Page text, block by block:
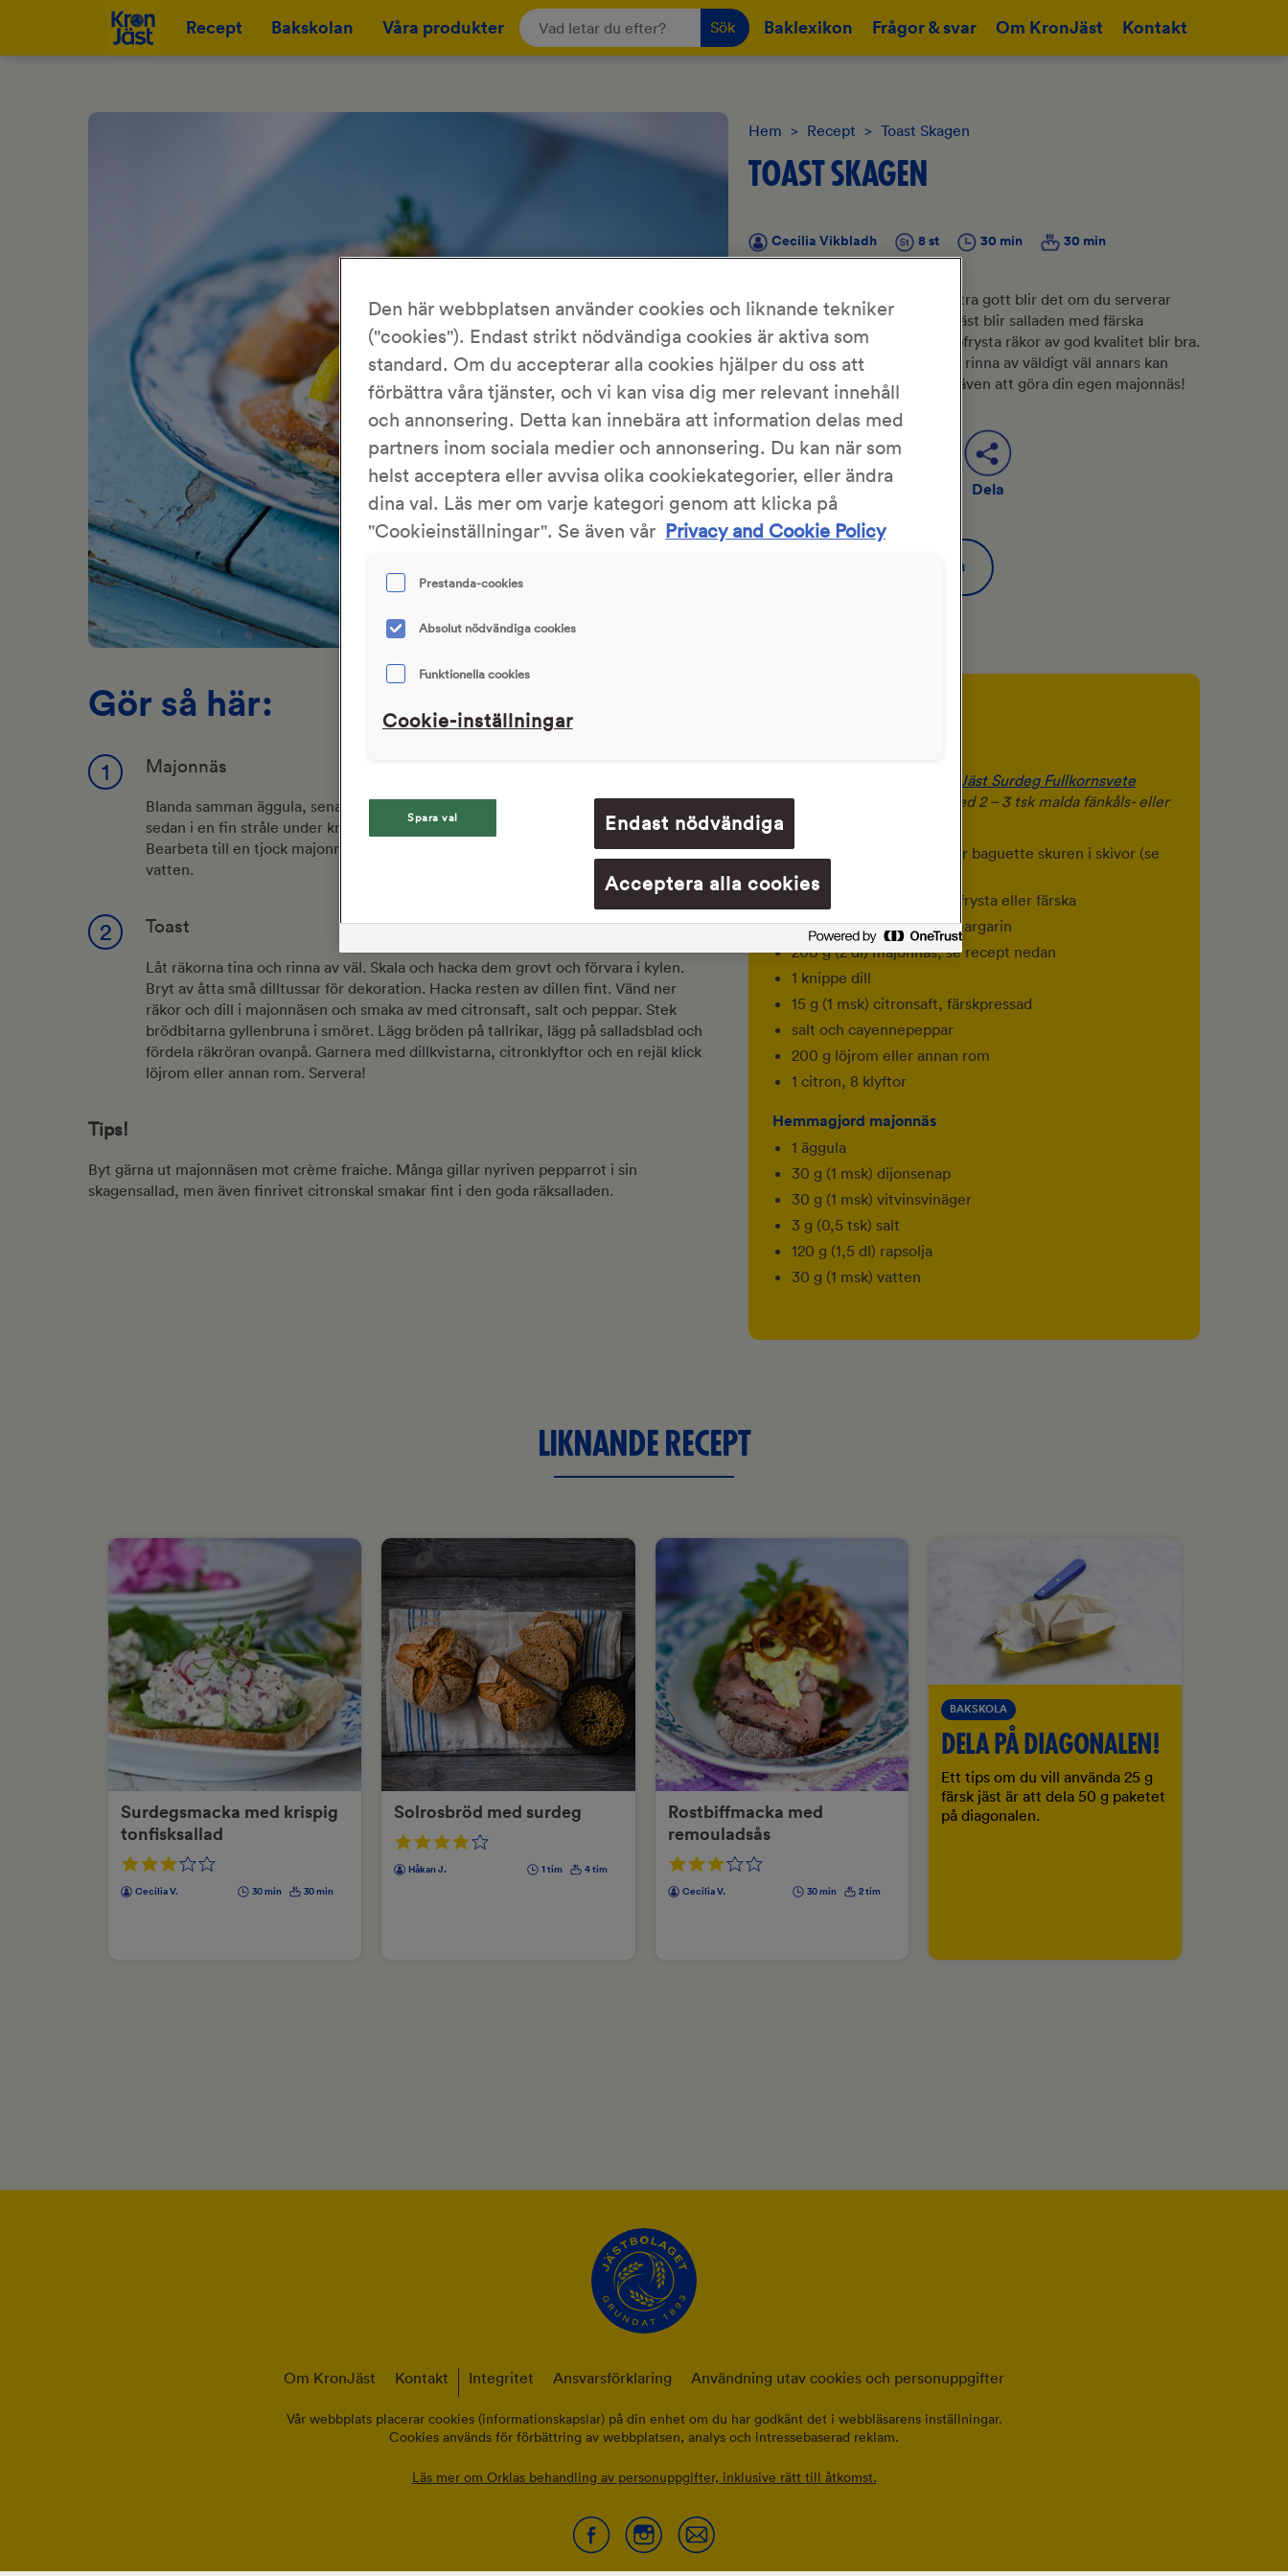
Recept Bakskolan Våra produkter Sök Baklexikon Frågor & svar Om KronJäst Kontakt
Hem > Recept > Toast Skagen
TOAST SKAGEN
Cecilia Vikbladh 8 st 30 min 30 min
En skagentoast är alltid rätt. Extra gott blir det om du serverar
den på en skiva surdegsbröd
. Bäst blir salladen med färska
nyskalade räkor, men även djupfrysta räkor av god kvalitet blir bra.
Väljer du räkor i lake så låt dem rinna av väldigt väl annars kan
röran bli blöt och tråkig. Prova även att göra din egen majonnäs!
Skriv ut Dela
Gör så här:
1 Majonnäs
Blanda samman äggula, senap, vinäger och salt i en skål. Tillsätt olja, först droppvis,
sedan i en fin stråle under kraftig omrörning. Använd gärna elvisp eller mixerstav.
Bearbeta till en tjock majonnäs. Vill du ha en lösare konsistens så kan du späda med
vatten.
2 Toast
Låt räkorna tina och rinna av väl. Skala och hacka dem grovt och förvara i kylen.
Bryt av åtta små dilltussar för dekoration. Hacka resten av dillen fint. Vänd ner
räkor och dill i majonnäsen och smaka av med citronsaft, salt och peppar. Stek
brödbitarna gyllenbruna i smöret. Lägg bröden på tallrikar, lägg på salladsblad och
fördela räkröran ovanpå. Garnera med dillkvistarna, citronklyftor och en rejäl klick
löjrom eller annan rom. Servera!
Tips!
Byt gärna ut majonnäsen mot crème fraiche. Många gillar nyriven pepparrot i sin
skagensallad, men även finrivet citronskal smakar fint i den goda räksalladen.
KronJäst Surdeg Fullkornsvete
(recept
). Smaksätt gärna med 2 – 3 tsk malda fänkåls- eller
anisfrön i degspadet.
8 skivor surdegsbröd eller baguette skuren i skivor (se
ovan)
1 kg räkor med skal, djupfrysta eller färska
20 g (2 msk) smör eller margarin
200 g (2 dl) majonnäs, se recept nedan
1 knippe dill
15 g (1 msk) citronsaft, färskpressad
salt och cayennepeppar
200 g löjrom eller annan rom
1 citron, 8 klyftor
Hemmagjord majonnäs
1 äggula
30 g (1 msk) dijonsenap
30 g (1 msk) vitvinsvinäger
3 g (0,5 tsk) salt
120 g (1,5 dl) rapsolja
30 g (1 msk) vatten
LIKNANDE RECEPT
Surdegsmacka med krispig
tonfisksallad
Cecilia V. 30 min 30 min
Solrosbröd med surdeg
Håkan J. 1 tim 4 tim
Rostbiffmacka med
remouladsås
Cecilia V. 30 min 2 tim
BAKSKOLA
DELA PÅ DIAGONALEN!
Ett tips om du vill använda 25 g
färsk jäst är att dela 50 g paketet
på diagonalen.
Om KronJäst Kontakt Integritet Ansvarsförklaring Användning utav cookies och personuppgifter
Vår webbplats placerar cookies (informationskapslar) på din enhet om du har godkänt det i webbläsarens inställningar.
Cookies används för förbättring av webbplatsen, analys och intressebaserad reklam.
Läs mer om Orklas behandling av personuppgifter, inklusive rätt till åtkomst.
Den här webbplatsen använder cookies och liknande tekniker
("cookies"). Endast strikt nödvändiga cookies är aktiva som
standard. Om du accepterar alla cookies hjälper du oss att
förbättra våra tjänster, och vi kan visa dig mer relevant innehåll
och annonsering. Detta kan innebära att information delas med
partners inom sociala medier och annonsering. Du kan när som
helst acceptera eller avvisa olika cookiekategorier, eller ändra
dina val. Läs mer om varje kategori genom att klicka på
"Cookieinställningar". Se även vår Privacy and Cookie Policy
Prestanda-cookies
Absolut nödvändiga cookies
Funktionella cookies
Cookie-inställningar
Spara val Endast nödvändiga
Acceptera alla cookies